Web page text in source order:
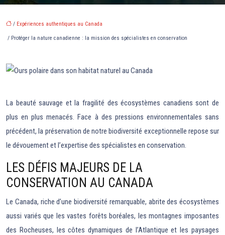
/ Expériences authentiques au Canada
/ Protéger la nature canadienne : la mission des spécialistes en conservation
La beauté sauvage et la fragilité des écosystèmes canadiens sont de
plus en plus menacés. Face à des pressions environnementales sans
précédent, la préservation de notre biodiversité exceptionnelle repose sur
le dévouement et l’expertise des spécialistes en conservation.
LES DÉFIS MAJEURS DE LA
CONSERVATION AU CANADA
Le Canada, riche d’une biodiversité remarquable, abrite des écosystèmes
aussi variés que les vastes forêts boréales, les montagnes imposantes
des Rocheuses, les côtes dynamiques de l’Atlantique et les paysages